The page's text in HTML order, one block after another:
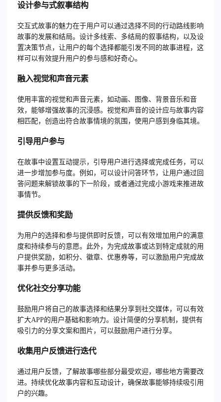
设计参与式叙事结构
交互式故事的魅力在于用户可以通过选择不同的行动路线影响
故事的发展和结局。设计多线索、多结局的叙事结构，以及设
置决策节点，让用户的每个选择都能引发不同的故事进程，这
样可以有效提升用户的参与感和好奇心。
融入视觉和声音元素
使用丰富的视觉和声音元素，如动画、图像、背景音乐和音
效，能够增强故事的沉浸感。视觉和声音的设计应与故事内容
相匹配，创造出符合故事情境的氛围，使用户感到身临其境。
引导用户参与
在故事中设置互动提示，引导用户进行选择或完成任务，可以
进一步增加参与度。例如，可以设计问答环节，让用户通过回
答问题来解锁故事的下一阶段，或者通过完成小游戏来推进故
事情节。
提供反馈和奖励
为用户的选择和参与提供即时反馈，可以有效增加用户的满意
度和持续参与的意愿。此外，为完成故事或达到特定成就的用
户提供奖励，如积分、徽章、优惠券等，可以激励用户完成故
事并参与更多活动。
优化社交分享功能
鼓励用户将自己的故事选择和结果分享到社交媒体，可以有效
扩大APP的用户基础和影响力。设计简便的分享机制，提供有
吸引力的分享文案和图片，可以鼓励用户进行分享。
收集用户反馈进行迭代
通过用户反馈，了解故事哪些部分最受欢迎，哪些地方需要改
进。持续优化故事内容和互动设计，确保故事能够持续吸引用
户的兴趣。